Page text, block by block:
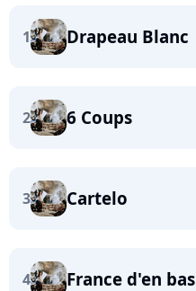
1 Drapeau Blanc
2 6 Coups
3 Cartelo
4 France d'en bas